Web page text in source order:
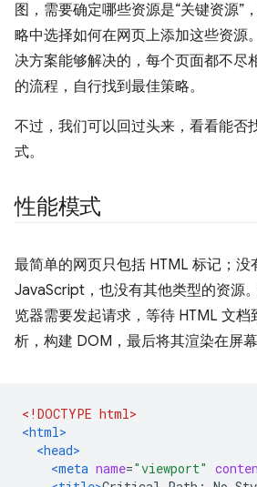
图，需要确定哪些资源是“关键资源”
略中选择如何在网页上添加这些资源
决方案能够解决的，每个页面都不尽
的流程，自行找到最佳策略。
不过，我们可以回过头来，看看能否
式。
性能模式
最简单的网页只包括 HTML 标记；没
JavaScript，也没有其他类型的资源
览器需要发起请求，等待 HTML 文档
析，构建 DOM，最后将其渲染在屏幕
<!DOCTYPE html>
<html>
<head>
<meta name="viewport"